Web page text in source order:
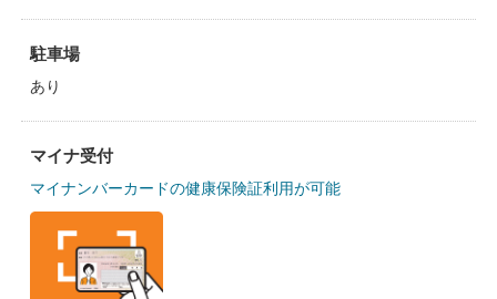
駐車場
あり
マイナ受付
マイナンバーカードの健康保険証利用が可能